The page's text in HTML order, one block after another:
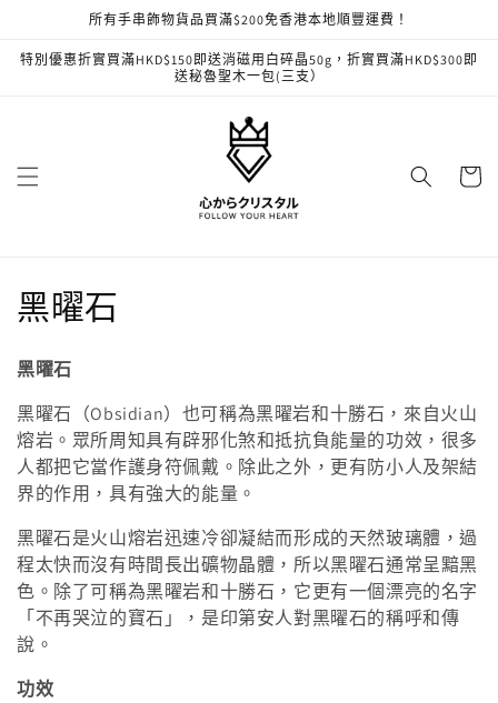
所有手串飾物貨品買滿$200免香港本地順豐運費！
特別優惠折實買滿HKD$150即送消磁用白碎晶50g，折實買滿HKD$300即
送秘魯聖木一包(三支）
物
商
品
系
列
:
黑曜石
黑曜石
黑曜石（Obsidian）也可稱為黑曜岩和十勝石，來自火山
熔岩。眾所周知具有辟邪化煞和抵抗負能量的功效，很多
人都把它當作護身符佩戴。除此之外，更有防小人及架結
界的作用，具有強大的能量。
黑曜石是火山熔岩迅速冷卻凝結而形成的天然玻璃體，過
程太快而沒有時間長出礦物晶體，所以黑曜石通常呈黯黑
色。除了可稱為黑曜岩和十勝石，它更有一個漂亮的名字
「不再哭泣的寶石」，是印第安人對黑曜石的稱呼和傳
說。
功效